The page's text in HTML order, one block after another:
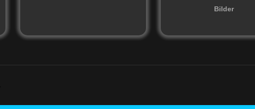
Bilder